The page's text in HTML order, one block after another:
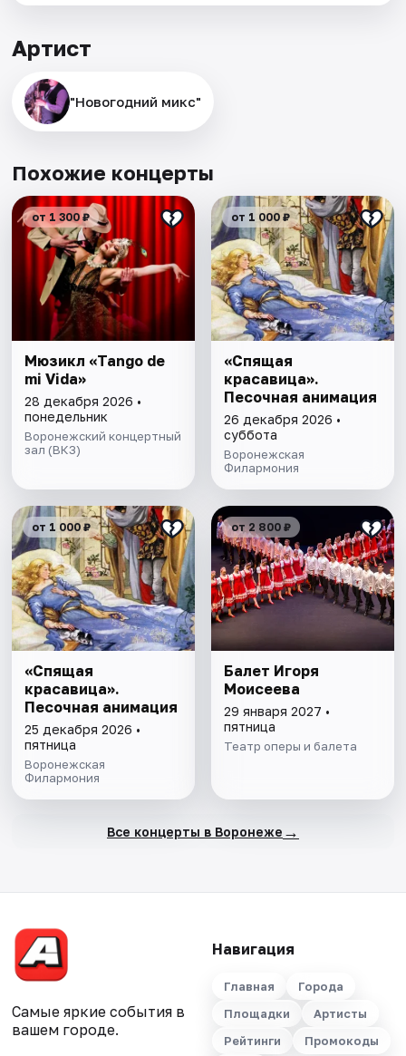
Артист
"Новогодний микс"
Похожие концерты
от 1 300 ₽
Мюзикл «Tango de
mi Vida»
28 декабря 2026 •
понедельник
Воронежский концертный
зал (ВКЗ)
от 1 000 ₽
«Спящая
красавица».
Песочная анимация
26 декабря 2026 •
суббота
Воронежская
Филармония
от 1 000 ₽
«Спящая
красавица».
Песочная анимация
25 декабря 2026 •
пятница
Воронежская
Филармония
от 2 800 ₽
Балет Игоря
Моисеева
29 января 2027 •
пятница
Театр оперы и балета
Все концерты в Воронеже →
Самые яркие события в
вашем городе.
Навигация
Главная
Города
Площадки
Артисты
Рейтинги
Промокоды